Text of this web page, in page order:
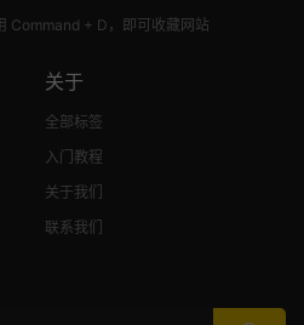
Command + D，即可收藏网站
关于
全部标签
入门教程
关于我们
联系我们